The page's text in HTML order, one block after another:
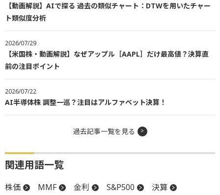
【動画解説】AIで探る 過去の類似チャート：DTWを用いたチャー
ト類似度分析
2026/07/29
【米国株・動画解説】なぜアップル［AAPL］だけ最高値？決算直
前の注目ポイント
2026/07/22
AI半導体株 調整一巡？注目はアルファベット決算！
過去記事一覧を見る
関連用語一覧
株価 MMF 金利 S&P500
決算